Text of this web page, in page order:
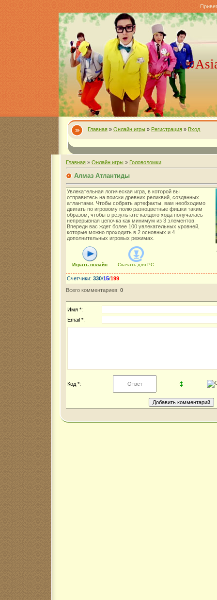
Главная » Онлайн игры » Регистрация » Вход
Главная » Онлайн игры » Головоломки
Алмаз Атлантиды
Увлекательная логическая игра, в которой вы
отправитесь на поиски древних реликвий, созданных
атлантами. Чтобы собрать артефакты, вам необходимо
двигать по игровому полю разноцветные фишки таким
образом, чтобы в результате каждого хода получалась
непрерывная цепочка как минимум из 3 элементов.
Впереди вас ждет более 100 увлекательных уровней,
которые можно проходить в 2 основных и 4
дополнительных игровых режимах.
Играть онлайн Скачать для PC
Счетчики: 330/15/199
Всего комментариев: 0
Имя *:
Email *:
Код *: